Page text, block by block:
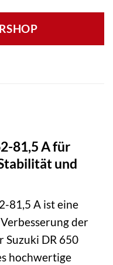
81,5 A für
und
81,5 A ist eine
der
Suzuki DR 650
hochwertige